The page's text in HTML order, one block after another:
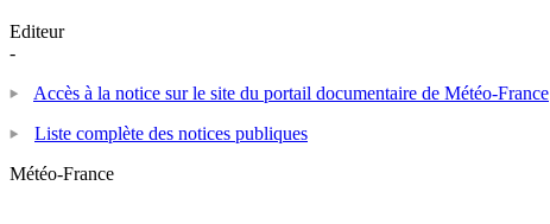
Editeur
-
Accès à la notice sur le site du portail documentaire de Météo-France
Liste complète des notices publiques
Météo-France